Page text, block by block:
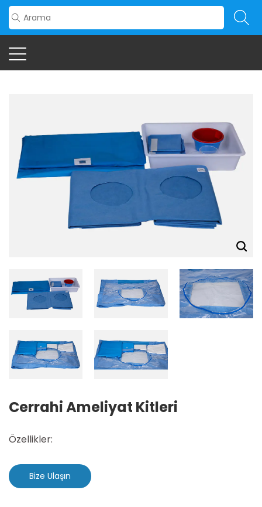
Cerrahi Ameliyat Kitleri
Özellikler:
Bize Ulaşın